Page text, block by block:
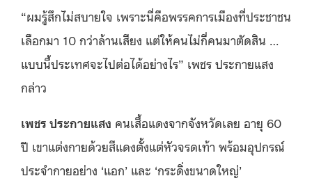
“ผมรู้สึกไม่สบายใจ เพราะนี่คือพรรคการเมืองที่ประชาชน
เลือกมา 10 กว่าล้านเสียง แต่ให้คนไม่กี่คนมาตัดสิน …
แบบนี้ประเทศจะไปต่อได้อย่างไร” เพชร ประกายแสง
กล่าว
เพชร ประกายแสง คนเสื้อแดงจากจังหวัดเลย อายุ 60
ปี เขาแต่งกายด้วยสีแดงตั้งแต่หัวจรดเท้า พร้อมอุปกรณ์
ประจำกายอย่าง ‘แอก’ และ ‘กระดิ่งขนาดใหญ่’